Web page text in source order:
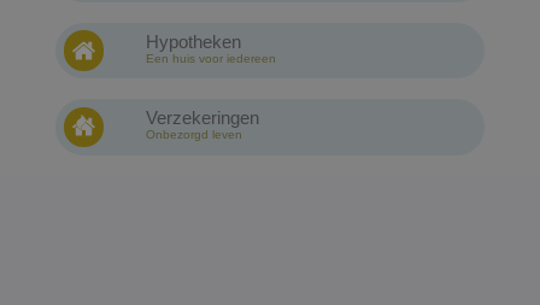
Hypotheken
Een huis voor iedereen
Verzekeringen
Onbezorgd leven